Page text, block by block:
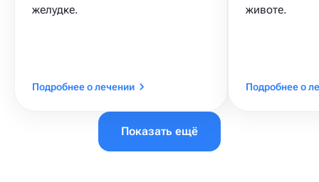
желудке.
Подробнее о лечении
животе.
Подробнее о
Показать ещё